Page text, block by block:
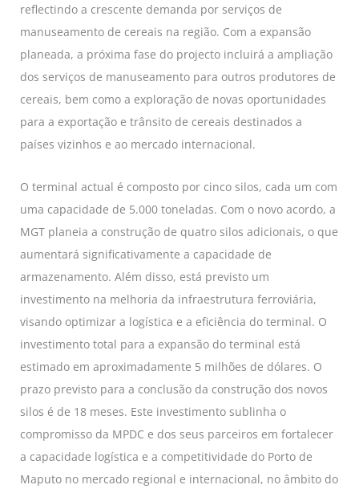
reflectindo a crescente demanda por serviços de
manuseamento de cereais na região. Com a expansão
planeada, a próxima fase do projecto incluirá a ampliação
dos serviços de manuseamento para outros produtores de
cereais, bem como a exploração de novas oportunidades
para a exportação e trânsito de cereais destinados a
países vizinhos e ao mercado internacional.
O terminal actual é composto por cinco silos, cada um com
uma capacidade de 5.000 toneladas. Com o novo acordo, a
MGT planeia a construção de quatro silos adicionais, o que
aumentará significativamente a capacidade de
armazenamento. Além disso, está previsto um
investimento na melhoria da infraestrutura ferroviária,
visando optimizar a logística e a eficiência do terminal. O
investimento total para a expansão do terminal está
estimado em aproximadamente 5 milhões de dólares. O
prazo previsto para a conclusão da construção dos novos
silos é de 18 meses. Este investimento sublinha o
compromisso da MPDC e dos seus parceiros em fortalecer
a capacidade logística e a competitividade do Porto de
Maputo no mercado regional e internacional, no âmbito do